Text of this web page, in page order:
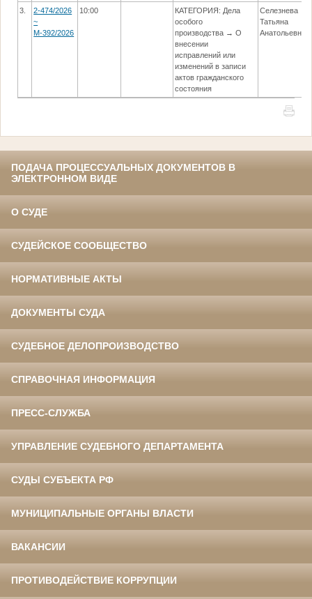
3.
2-474/2026
~
М-392/2026
10:00
КАТЕГОРИЯ: Дела
особого
производства → О
внесении
исправлений или
изменений в записи
актов гражданского
состояния
Селезнева
Татьяна
Анатольевна
ПОДАЧА ПРОЦЕССУАЛЬНЫХ ДОКУМЕНТОВ В
ЭЛЕКТРОННОМ ВИДЕ
О СУДЕ
СУДЕЙСКОЕ СООБЩЕСТВО
НОРМАТИВНЫЕ АКТЫ
ДОКУМЕНТЫ СУДА
СУДЕБНОЕ ДЕЛОПРОИЗВОДСТВО
СПРАВОЧНАЯ ИНФОРМАЦИЯ
ПРЕСС-СЛУЖБА
УПРАВЛЕНИЕ СУДЕБНОГО ДЕПАРТАМЕНТА
СУДЫ СУБЪЕКТА РФ
МУНИЦИПАЛЬНЫЕ ОРГАНЫ ВЛАСТИ
ВАКАНСИИ
ПРОТИВОДЕЙСТВИЕ КОРРУПЦИИ